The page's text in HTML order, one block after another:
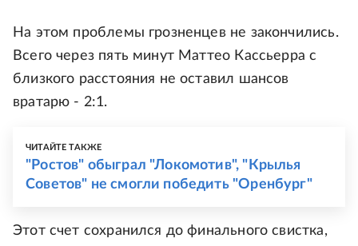
На этом проблемы грозненцев не закончились.
Всего через пять минут Маттео Кассьерра с
близкого расстояния не оставил шансов
вратарю - 2:1.
ЧИТАЙТЕ ТАКЖЕ
"Ростов" обыграл "Локомотив", "Крылья
Советов" не смогли победить "Оренбург"
Этот счет сохранился до финального свистка,